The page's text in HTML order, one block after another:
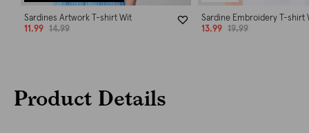
Sardines Artwork T-shirt Wit
11.99
14.99
Sardine Embroidery T-shirt
13.99
19.99
Product Details